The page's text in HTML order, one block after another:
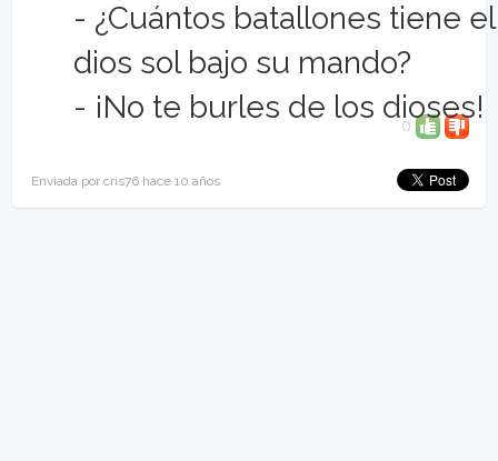
- ¿Cuántos batallones tiene el
dios sol bajo su mando?
- ¡No te burles de los dioses!
0
Enviada por cris76 hace 10 años